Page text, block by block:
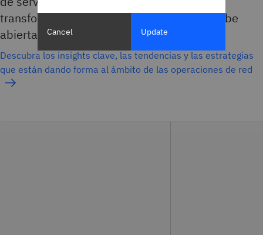
transformar su negocio para la era de la nube
abierta, híbrida y la IA.
Descubra los insights clave, las tendencias y las estrategias
que están dando forma al ámbito de las operaciones de red
Cancel Update